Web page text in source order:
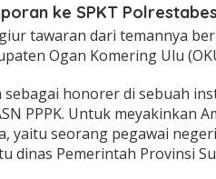
ke SPKT
tawaran dari temannya
Ogan Komering Ulu
sebagai honorer di sebuah
PPPK. Untuk meyakinkan
yaitu seorang pegawai
dinas Pemerintah Provinsi